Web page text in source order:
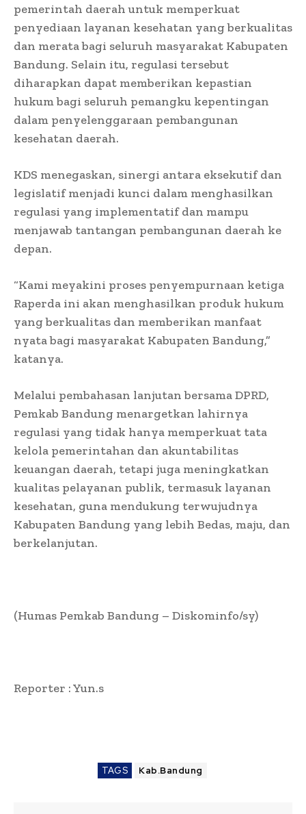
pemerintah daerah untuk memperkuat
penyediaan layanan kesehatan yang berkualitas
dan merata bagi seluruh masyarakat Kabupaten
Bandung. Selain itu, regulasi tersebut
diharapkan dapat memberikan kepastian
hukum bagi seluruh pemangku kepentingan
dalam penyelenggaraan pembangunan
kesehatan daerah.
KDS menegaskan, sinergi antara eksekutif dan
legislatif menjadi kunci dalam menghasilkan
regulasi yang implementatif dan mampu
menjawab tantangan pembangunan daerah ke
depan.
“Kami meyakini proses penyempurnaan ketiga
Raperda ini akan menghasilkan produk hukum
yang berkualitas dan memberikan manfaat
nyata bagi masyarakat Kabupaten Bandung,”
katanya.
Melalui pembahasan lanjutan bersama DPRD,
Pemkab Bandung menargetkan lahirnya
regulasi yang tidak hanya memperkuat tata
kelola pemerintahan dan akuntabilitas
keuangan daerah, tetapi juga meningkatkan
kualitas pelayanan publik, termasuk layanan
kesehatan, guna mendukung terwujudnya
Kabupaten Bandung yang lebih Bedas, maju, dan
berkelanjutan.
(Humas Pemkab Bandung – Diskominfo/sy)
Reporter : Yun.s
TAGS Kab.Bandung